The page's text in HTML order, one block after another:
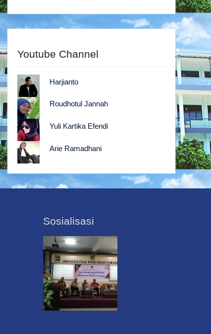
Youtube Channel
Harjianto
Roudhotul Jannah
Yuli Kartika Efendi
Arie Ramadhani
Sosialisasi